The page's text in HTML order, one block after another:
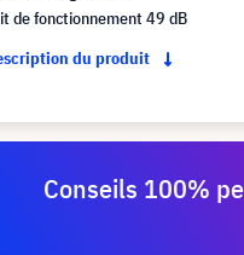
de fonctionnement 49 dB
du produit
Conseils 100%